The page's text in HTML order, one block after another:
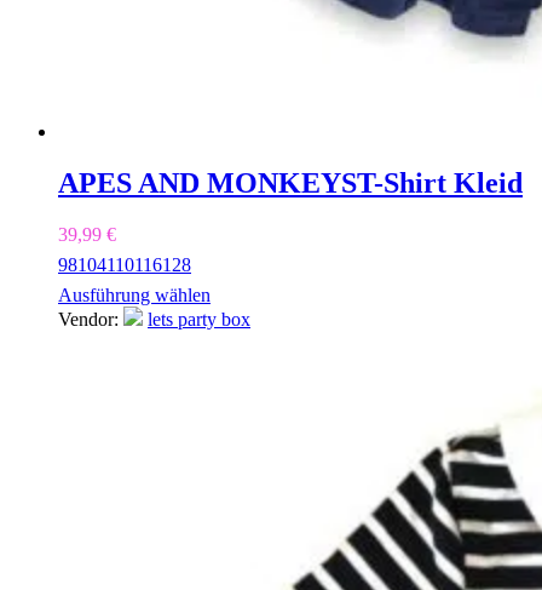
APES AND MONKEYST-Shirt Kleid
39,99 €
98104110116128
Ausführung wählen
Vendor:
lets party box